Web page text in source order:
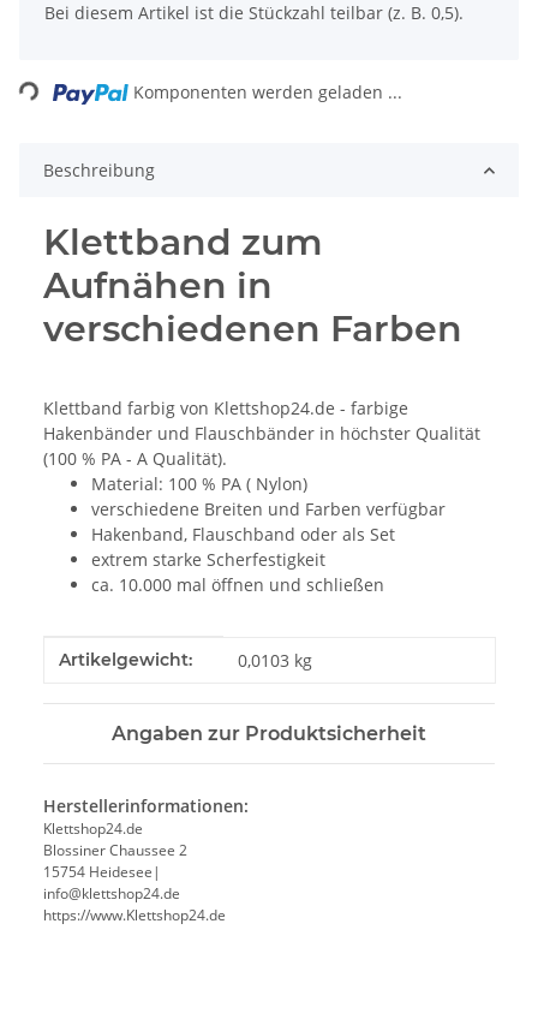
Bei diesem Artikel ist die Stückzahl teilbar (z. B. 0,5).
Loading... Komponenten werden geladen ...
Beschreibung
Klettband zum
Aufnähen in
verschiedenen Farben
Klettband farbig von Klettshop24.de - farbige
Hakenbänder und Flauschbänder in höchster Qualität
(100 % PA - A Qualität).
Material: 100 % PA ( Nylon)
verschiedene Breiten und Farben verfügbar
Hakenband, Flauschband oder als Set
extrem starke Scherfestigkeit
ca. 10.000 mal öffnen und schließen
Produkteigenschaft
Wert
Artikelgewicht: 0,0103 kg
Angaben zur Produktsicherheit
Herstellerinformationen:
Klettshop24.de
Blossiner Chaussee 2
15754 Heidesee|
info@klettshop24.de
https://www.Klettshop24.de